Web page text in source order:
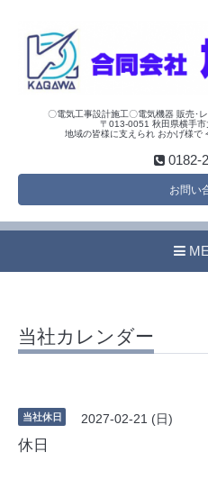
〇電気工事設計施工〇電気機器 販売･
〒013-0051 秋田県横手
地域の皆様に支えられ おかげ様で
0182-
お問い
当社カレンダー
当社休日 2027-02-21 (日)
休日